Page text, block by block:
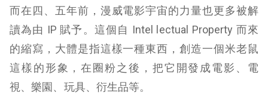
而在四、五年前，漫威電影宇宙的力量也更多被解
讀為由 IP 賦予。這個自 Intel lectual Property 而來
的縮寫，大體是指這樣一種東西，創造一個米老鼠
這樣的形象，在圈粉之後，把它開發成電影、電
視、樂園、玩具、衍生品等。